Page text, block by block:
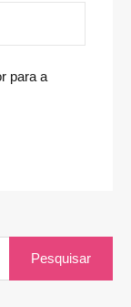
para a